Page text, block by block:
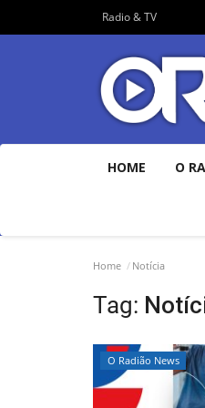
Radio & TV
HOME O
Home Notícia
Tag:
O Radião News